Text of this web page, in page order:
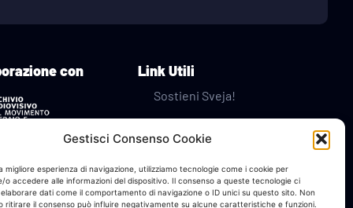
Gestisci Consenso Cookie
migliore esperienza di navigazione, utilizziamo tecnologie come i cookie per
o accedere alle informazioni del dispositivo. Il consenso a queste tecnologie ci
dati come il comportamento di navigazione o ID unici su questo sito. Non
ritirare il consenso può influire negativamente su alcune caratteristiche e funzioni.
con Link Utili
Sostieni Sveja!
Bacheca Donatore
Contatti
Privacy Policy